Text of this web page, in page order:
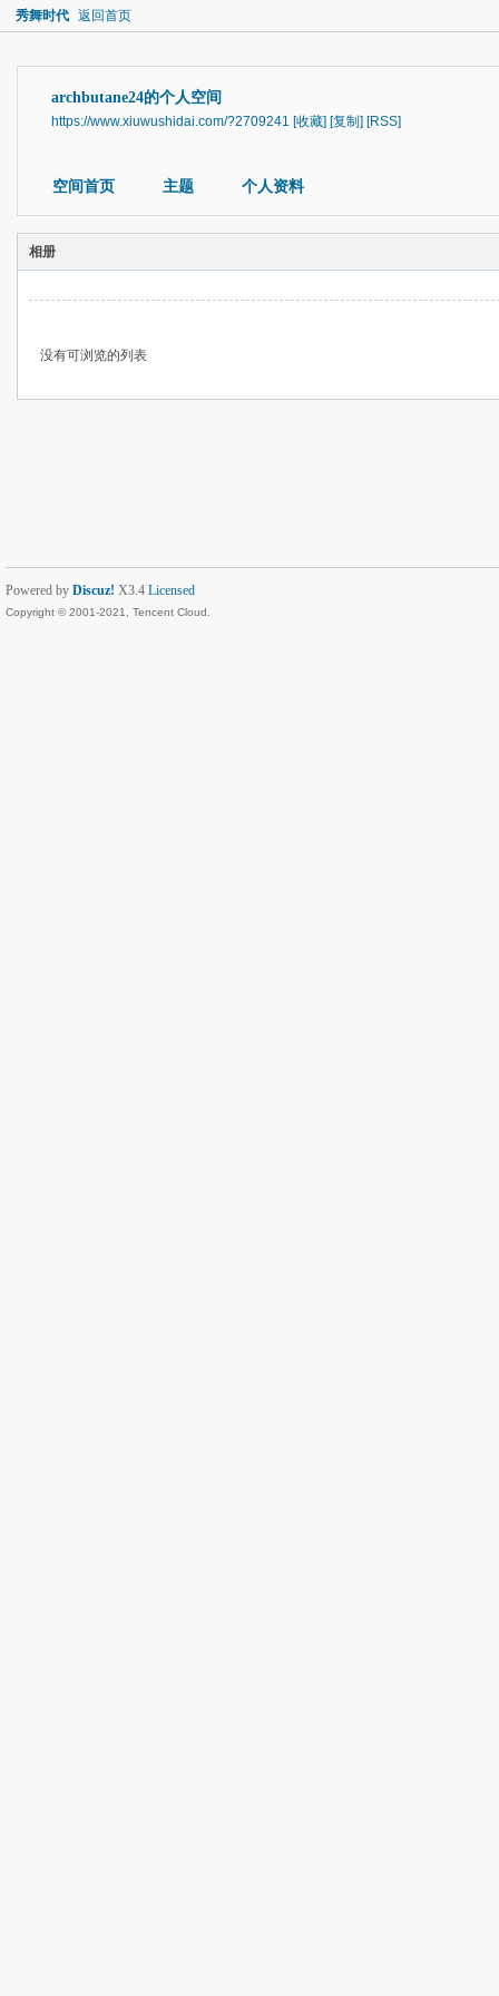
秀舞时代 返回首页
archbutane24的个人空间
https://www.xiuwushidai.com/?2709241 [收藏] [复制] [RSS]
空间首页 主题 个人资料
相册
没有可浏览的列表
Powered by Discuz! X3.4 Licensed
Copyright © 2001-2021, Tencent Cloud.